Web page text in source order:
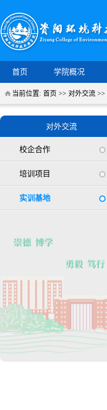
首页 学院概况
当前位置: 首页 >> 对外交流 >>
对外交流
校企合作
培训项目
实训基地